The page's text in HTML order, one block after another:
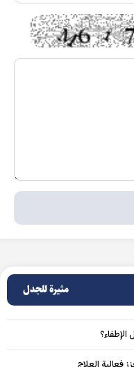
مثيرة للجدل